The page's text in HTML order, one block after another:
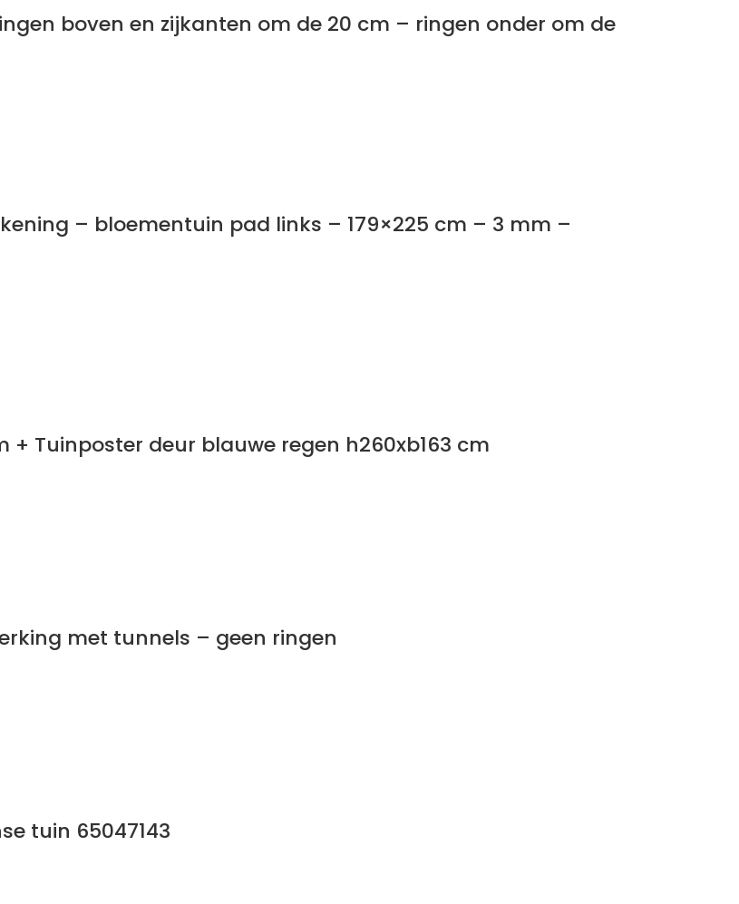
boven en zijkanten om de 20 cm – ringen onder om de
– bloementuin pad links – 179×225 cm – 3 mm –
+ Tuinposter deur blauwe regen h260xb163 cm
met tunnels – geen ringen
tuin 65047143